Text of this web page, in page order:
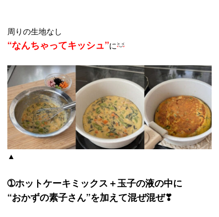
周りの生地なし
“なんちゃってキッシュ”に
▲
➀ホットケーキミックス＋玉子の液の中に
“おかずの素子さん”を加えて混ぜ混ぜ❣